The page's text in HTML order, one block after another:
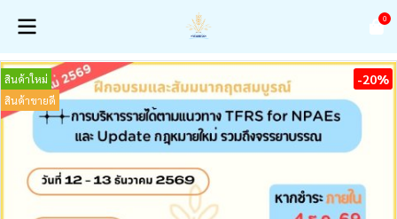
0
สินค้าใหม่
สินค้าขายดี
-20%